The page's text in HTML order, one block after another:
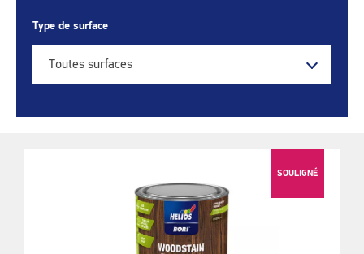
Type de surface
Toutes surfaces
SOULIGNÉ